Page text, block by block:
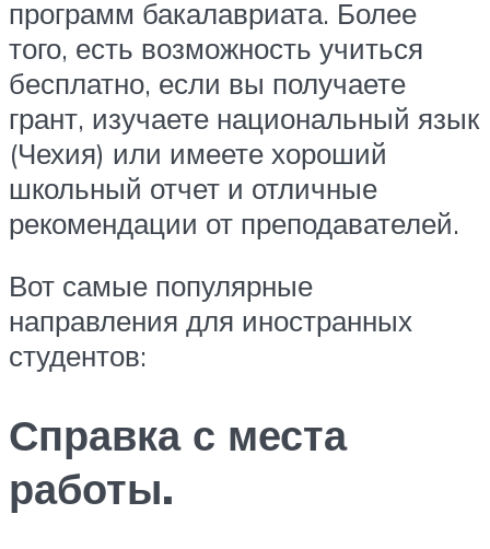
программ бакалавриата. Более
того, есть возможность учиться
бесплатно, если вы получаете
грант, изучаете национальный язык
(Чехия) или имеете хороший
школьный отчет и отличные
рекомендации от преподавателей.
Вот самые популярные
направления для иностранных
студентов:
Справка с места
работы.